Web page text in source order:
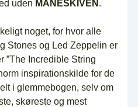
uden MÅNESKIVEN .
noget, for hvor alle
Stones og Led Zeppelin er
”The Incredible String
inspirationskilde for de
i glemmebogen, selv om
skøreste og mest